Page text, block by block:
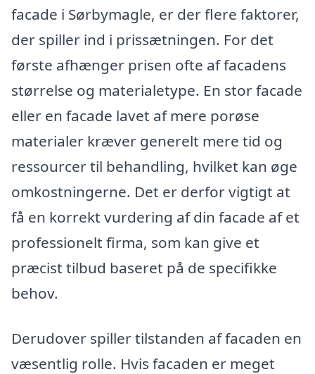
facade i Sørbymagle, er der flere faktorer,
der spiller ind i prissætningen. For det
første afhænger prisen ofte af facadens
størrelse og materialetype. En stor facade
eller en facade lavet af mere porøse
materialer kræver generelt mere tid og
ressourcer til behandling, hvilket kan øge
omkostningerne. Det er derfor vigtigt at
få en korrekt vurdering af din facade af et
professionelt firma, som kan give et
præcist tilbud baseret på de specifikke
behov.
Derudover spiller tilstanden af facaden en
væsentlig rolle. Hvis facaden er meget